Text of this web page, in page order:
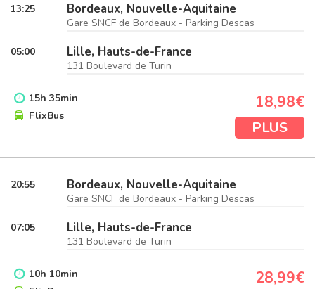
13:25 Bordeaux, Nouvelle-Aquitaine
Gare SNCF de Bordeaux - Parking Descas
05:00 Lille, Hauts-de-France
131 Boulevard de Turin
15h 35min
FlixBus
18,98€
PLUS
20:55 Bordeaux, Nouvelle-Aquitaine
Gare SNCF de Bordeaux - Parking Descas
07:05 Lille, Hauts-de-France
131 Boulevard de Turin
10h 10min
28,99€